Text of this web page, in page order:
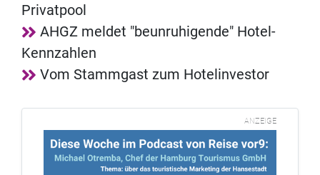
Privatpool
AHGZ meldet "beunruhigende" Hotel-
Kennzahlen
Vom Stammgast zum Hotelinvestor
ANZEIGE